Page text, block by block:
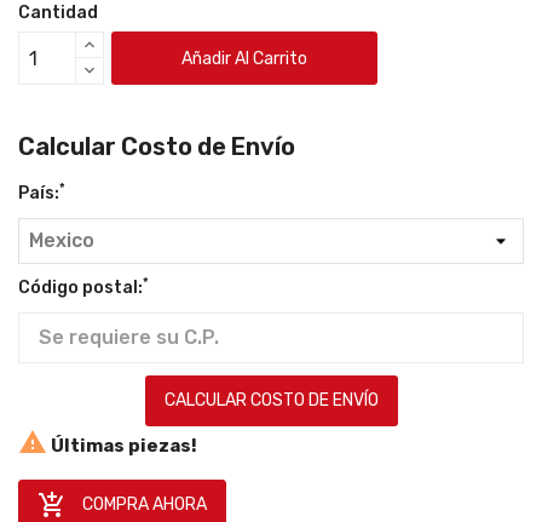
Cantidad
Añadir Al Carrito
Calcular Costo de Envío
País:*
Código postal:*
CALCULAR COSTO DE ENVÍO
 Últimas piezas!
 COMPRA AHORA